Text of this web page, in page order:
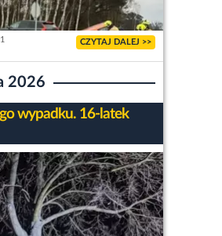
CZYTAJ DALEJ >>
2026
wypadku. 16-latek